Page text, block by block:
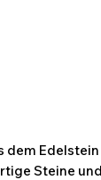
dem
Steine